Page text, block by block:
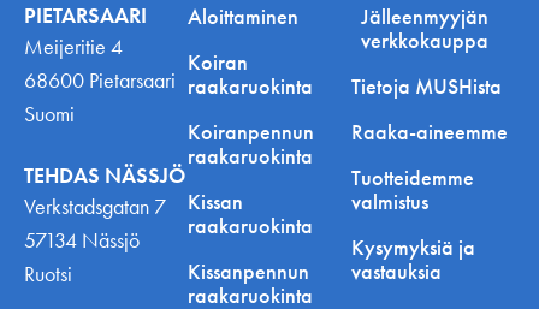
PIETARSAARI
Meijeritie 4
68600 Pietarsaari
Suomi
TEHDAS NÄSSJÖ
Verkstadsgatan 7
57134 Nässjö
Ruotsi
Aloittaminen
Koiran
raakaruokinta
Koiranpennun
raakaruokinta
Kissan
raakaruokinta
Kissanpennun
raakaruokinta
Jälleenmyyjän
verkkokauppa
Tietoja MUSHista
Raaka-aineemme
Tuotteidemme
valmistus
Kysymyksiä ja
vastauksia